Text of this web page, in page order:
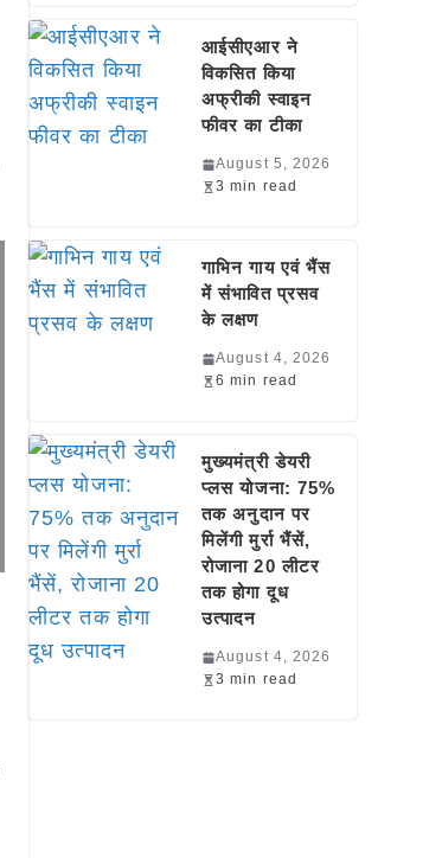
आईसीएआर ने
विकसित किया
अफ्रीकी स्वाइन
फीवर का टीका
August 5, 2026
3 min read
गाभिन गाय एवं भैंस
में संभावित प्रसव
के लक्षण
August 4, 2026
6 min read
मुख्यमंत्री डेयरी
प्लस योजना: 75%
तक अनुदान पर
मिलेंगी मुर्रा भैंसें,
रोजाना 20 लीटर
तक होगा दूध
उत्पादन
August 4, 2026
3 min read